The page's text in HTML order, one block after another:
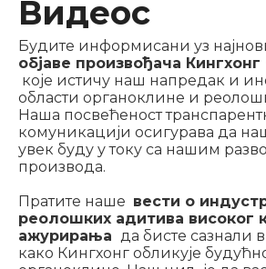
Видеос
Будите информисани уз
објаве произвођача
које истичу наш напредак и
области органоклине и
Наша посвећеност
комуникацији осигурава да
увек буду у току са нашим
производа.
Пратите наше вести о
реолошких адитива високог
ажурирања да бисте сазнали
како Кингхонг обликује